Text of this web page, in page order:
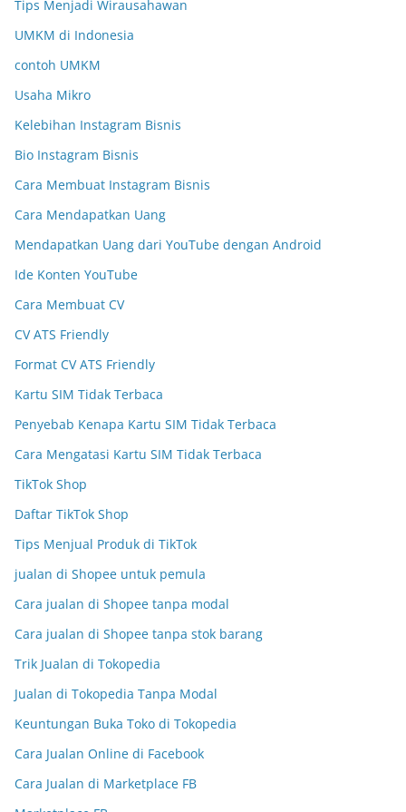
Tips Menjadi Wirausahawan
UMKM di Indonesia
contoh UMKM
Usaha Mikro
Kelebihan Instagram Bisnis
Bio Instagram Bisnis
Cara Membuat Instagram Bisnis
Cara Mendapatkan Uang
Mendapatkan Uang dari YouTube dengan Android
Ide Konten YouTube
Cara Membuat CV
CV ATS Friendly
Format CV ATS Friendly
Kartu SIM Tidak Terbaca
Penyebab Kenapa Kartu SIM Tidak Terbaca
Cara Mengatasi Kartu SIM Tidak Terbaca
TikTok Shop
Daftar TikTok Shop
Tips Menjual Produk di TikTok
jualan di Shopee untuk pemula
Cara jualan di Shopee tanpa modal
Cara jualan di Shopee tanpa stok barang
Trik Jualan di Tokopedia
Jualan di Tokopedia Tanpa Modal
Keuntungan Buka Toko di Tokopedia
Cara Jualan Online di Facebook
Cara Jualan di Marketplace FB